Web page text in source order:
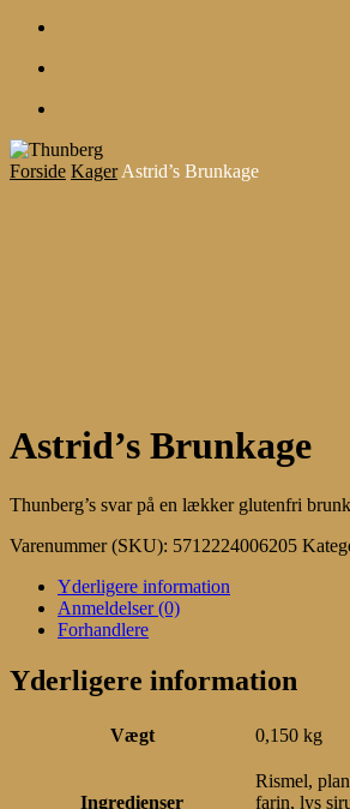
Forside Kager Astrid’s Brunkage
Astrid’s Brunkage
Thunberg’s svar på en lækker glutenfri
Varenummer (SKU): 5712224006205
Yderligere information
Anmeldelser (0)
Forhandlere
Yderligere information
Vægt 0,150 kg
Ingredienser
Rismel,
farin, lys